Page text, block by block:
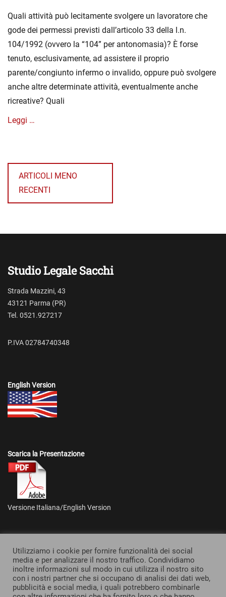
a
e
g
o
i
a
Quali attività può lecitamente svolgere un lavoratore che
gode dei permessi previsti dall’articolo 33 della l.n.
104/1992 (ovvero la “104” per antonomasia)? È forse
tenuto, esclusivamente, ad assistere il proprio
parente/congiunto infermo o invalido, oppure può svolgere
anche altre determinate attività, eventualmente anche
ricreative? Quali
Leggi …
c
e
i
articoli
ARTICOLI MENO
RECENTI
Studio Legale Sacchi
Strada Mazzini, 43
43121 Parma (PR)
Tel. 0521.927217
P.IVA 02784740348
English Version
Scarica la Presentazione
Versione Italiana/English Version
Footer menuDIRITTO DEL LAVORO
DIRITTO SPORTIVO
DIRITTO COMMERCIALE & TRIBUTARIO
INTERNAZIONALIZZAZIONE
Utilizziamo i cookie per fornire funzionalità dei social
media e per analizzare il nostro traffico. Condividiamo
inoltre informazioni sul modo in cui utilizza il nostro sito
con i nostri partner che si occupano di analisi dei dati web,
pubblicità e social media, i quali potrebbero combinarle